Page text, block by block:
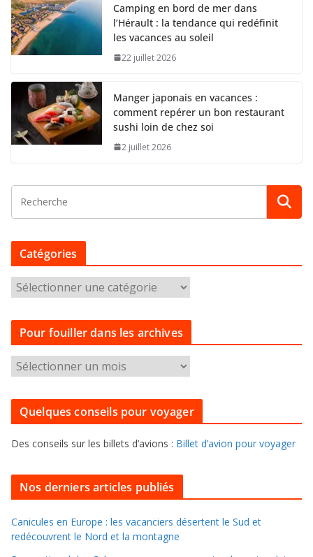
Camping en bord de mer dans
l’Hérault : la tendance qui redéfinit
les vacances au soleil
22 juillet 2026
Manger japonais en vacances :
comment repérer un bon restaurant
sushi loin de chez soi
2 juillet 2026
Catégories
a
t
g
e
s
Pour fouiller dans les archives
o
u
o
l
l
e
Quelques conseils pour voyager
Des conseils sur les billets d’avions : Billet d’avion pour voyager
Nos derniers articles publiés
Canicules en Europe : les vacanciers désertent le Sud et
redécouvrent le Nord et la montagne